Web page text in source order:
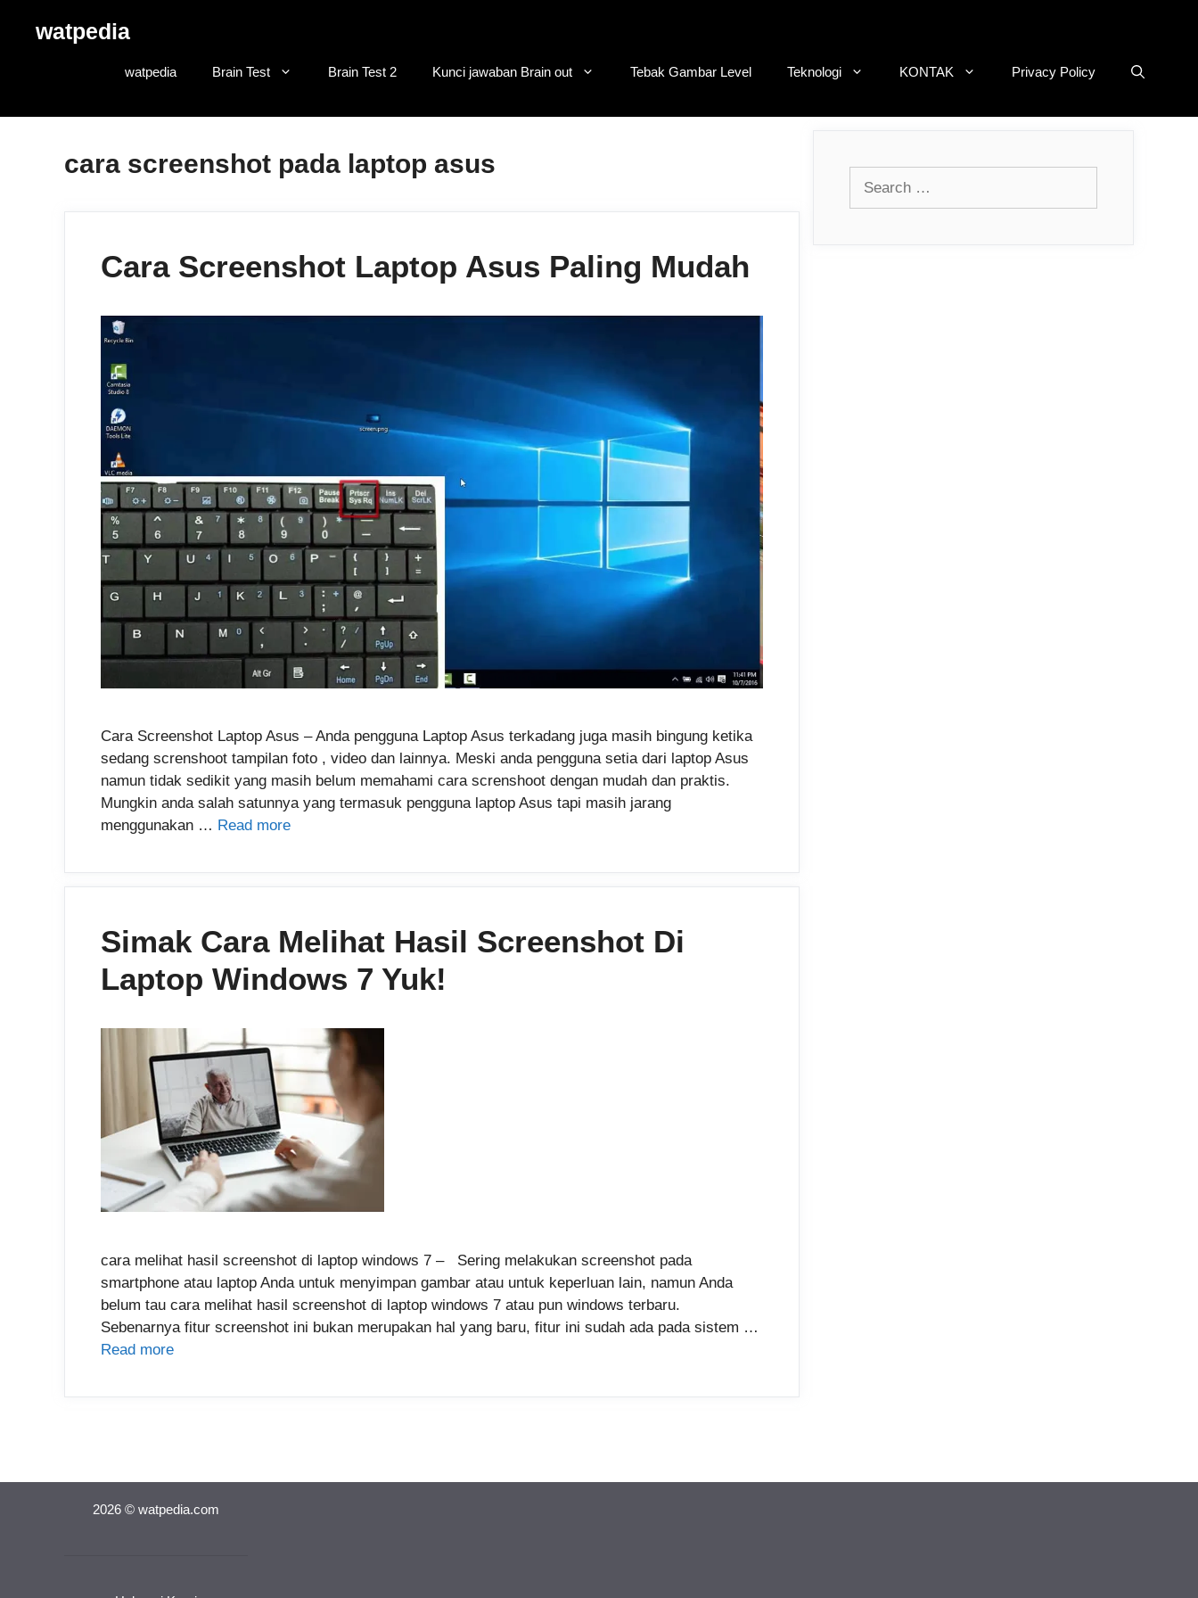
watpedia
watpedia Brain Test Brain Test 2 Kunci jawaban Brain out Tebak Gambar Level Teknologi KONTAK Privacy Policy
cara screenshot pada laptop asus
Cara Screenshot Laptop Asus Paling Mudah
Cara Screenshot Laptop Asus – Anda pengguna Laptop Asus terkadang juga masih bingung ketika
sedang screnshoot tampilan foto , video dan lainnya. Meski anda pengguna setia dari laptop Asus
namun tidak sedikit yang masih belum memahami cara screnshoot dengan mudah dan praktis.
Mungkin anda salah satunnya yang termasuk pengguna laptop Asus tapi masih jarang
menggunakan … Read more
Simak Cara Melihat Hasil Screenshot Di
Laptop Windows 7 Yuk!
cara melihat hasil screenshot di laptop windows 7 – Sering melakukan screenshot pada
smartphone atau laptop Anda untuk menyimpan gambar atau untuk keperluan lain, namun Anda
belum tau cara melihat hasil screenshot di laptop windows 7 atau pun windows terbaru.
Sebenarnya fitur screenshot ini bukan merupakan hal yang baru, fitur ini sudah ada pada sistem …
Read more
2026 © watpedia.com